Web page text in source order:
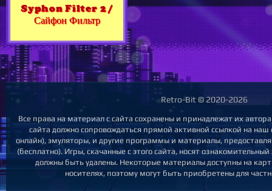
Syphon Filter 2 /
Сайфон Фильтр
Retro-Bit © 2020-2026
Все права на материал с сайта сохранены и принадлежат их
сайта должно сопровождаться прямой активной ссылкой на наш
онлайн), эмуляторы, и другие программы и материалы,
(бесплатно). Игры, скачанные с этого сайта, носят
должны быть удалены. Некоторые материалы доступны на
носителях, поэтому могут быть приобретены для